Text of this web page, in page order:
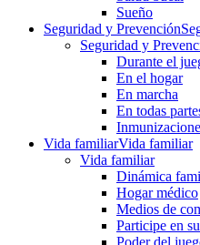
Sueño
Seguridad y Prevención
Seguridad y
Durante el
En el hogar
En marcha
En todas
Vida familiarVida familiar
Vida familiar
Dinámica
Hogar médico
Medios de
Participe en
Poder del